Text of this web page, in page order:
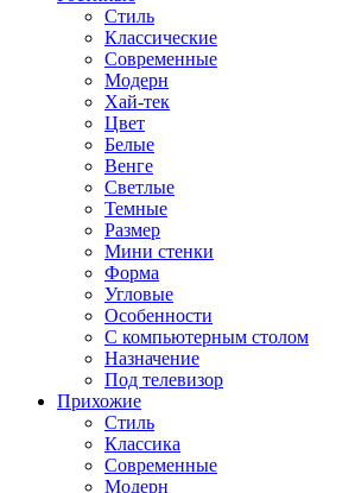
Стиль
Классические
Современные
Модерн
Хай-тек
Цвет
Белые
Венге
Светлые
Темные
Размер
Мини стенки
Форма
Угловые
Особенности
С компьютерным столом
Назначение
Под телевизор
Прихожие
Стиль
Классика
Современные
Модерн